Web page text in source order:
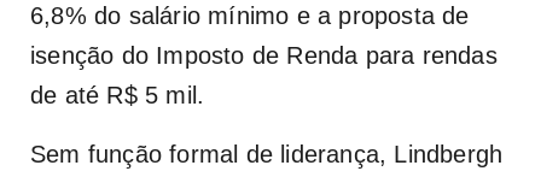
6,8% do salário mínimo e a proposta de
isenção do Imposto de Renda para rendas
de até R$ 5 mil.
Sem função formal de liderança, Lindbergh